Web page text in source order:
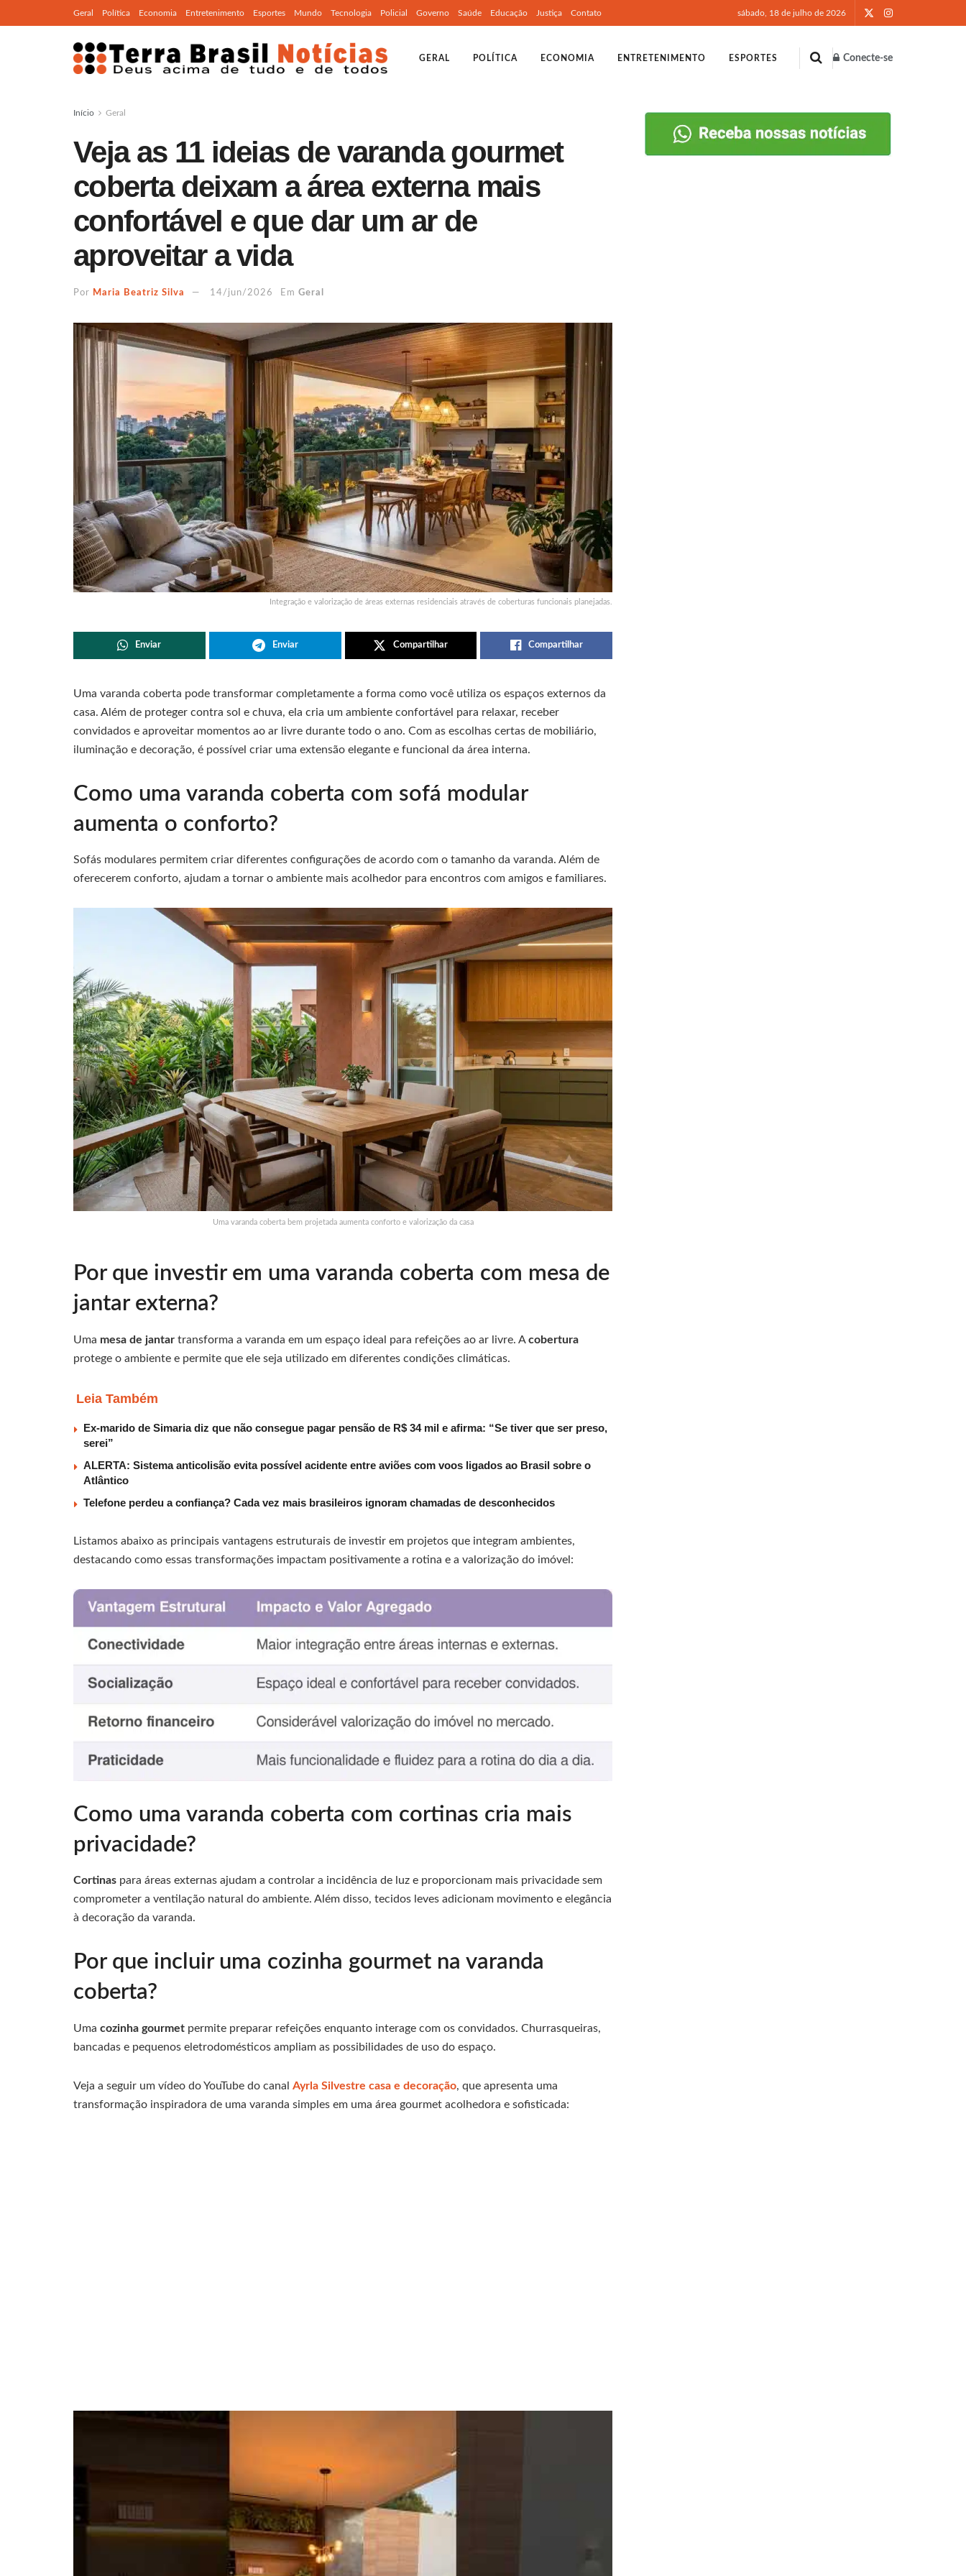
Geral Política Economia Entretenimento Esportes Mundo Tecnologia Policial Governo Saúde Educação Justiça Contato sábado, 18 de julho de 2026
GERAL POLÍTICA ECONOMIA ENTRETENIMENTO ESPORTES Conecte-se
Início Geral
Veja as 11 ideias de varanda gourmet
coberta deixam a área externa mais
confortável e que dar um ar de
aproveitar a vida
Por Maria Beatriz Silva 14/jun/2026 Em Geral
Integração e valorização de áreas externas residenciais através de coberturas funcionais planejadas.
Enviar Enviar Compartilhar Compartilhar
Uma varanda coberta pode transformar completamente a forma como você utiliza os espaços externos da
casa. Além de proteger contra sol e chuva, ela cria um ambiente confortável para relaxar, receber
convidados e aproveitar momentos ao ar livre durante todo o ano. Com as escolhas certas de mobiliário,
iluminação e decoração, é possível criar uma extensão elegante e funcional da área interna.
Como uma varanda coberta com sofá modular
aumenta o conforto?
Sofás modulares permitem criar diferentes configurações de acordo com o tamanho da varanda. Além de
oferecerem conforto, ajudam a tornar o ambiente mais acolhedor para encontros com amigos e familiares.
Uma varanda coberta bem projetada aumenta conforto e valorização da casa
Por que investir em uma varanda coberta com mesa de
jantar externa?
Uma mesa de jantar transforma a varanda em um espaço ideal para refeições ao ar livre. Acobertura
protege o ambiente e permite que ele seja utilizado em diferentes condições climáticas.
Leia Também
Ex-marido de Simaria diz que não consegue pagar pensão de R$ 34 mil e afirma: “Se tiver que ser preso,
serei”
ALERTA: Sistema anticolisão evita possível acidente entre aviões com voos ligados ao Brasil sobre o
Atlântico
Telefone perdeu a confiança? Cada vez mais brasileiros ignoram chamadas de desconhecidos
Listamos abaixo as principais vantagens estruturais de investir em projetos que integram ambientes,
destacando como essas transformações impactam positivamente a rotina e a valorização do imóvel:
Como uma varanda coberta com cortinas cria mais
privacidade?
Cortinas para áreas externas ajudam a controlar a incidência de luz e proporcionam mais privacidade sem
comprometer a ventilação natural do ambiente. Além disso, tecidos leves adicionam movimento e elegância
à decoração da varanda.
Por que incluir uma cozinha gourmet na varanda
coberta?
Uma cozinha gourmet permite preparar refeições enquanto interage com os convidados. Churrasqueiras,
bancadas e pequenos eletrodomésticos ampliam as possibilidades de uso do espaço.
Veja a seguir um vídeo do YouTube do canal Ayrla Silvestre casa e decoração, que apresenta uma
transformação inspiradora de uma varanda simples em uma área gourmet acolhedora e sofisticada: